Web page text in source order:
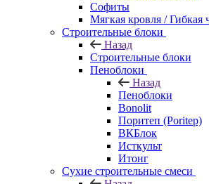
Софиты
Мягкая кровля / Гибкая
Строительные блоки
Назад
Строительные блоки
Пеноблоки
Назад
Пеноблоки
Bonolit
Поритеп (Poritep)
ВКБлок
Исткульт
Итонг
Сухие строительные смеси